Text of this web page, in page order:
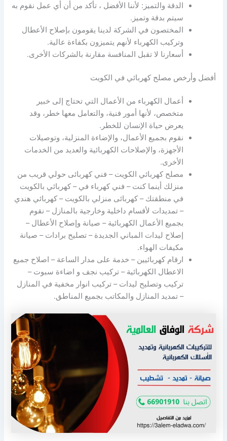
الدقة والتميز: لأننا الأفضل ، تأكد من أن أي عمل نقوم به
سيتم بدقة وتميز.
المختصون في الشركة لدينا يقومون بإصلاح الأعطال
وتركيب الكهرباء لأنهم يتميزون بكفاءة عالية.
أسعارنا لا تقبل المنافسة مقارنة بالشركات الأخرى.
أفضل وأرخص مصلح كهربائي في الكويت
أعمال الكهرباء من الأعمال التي تحتاج إلى خبير
متخصص، لأنها أمور فنية، والتعامل معها خطر، وقد
يعرض حياة الإنسان للخطر.
نقوم بجميع الأعمال، والإضاءة المنزلية، وتوصيلات
الأجهزة، والإصلاحات الكهربائية والعديد من الخدمات
الأخرى.
مصلح كهربائي الكويت – فني كهربائى حولي قريب من
منزلك أينما كنت – فني كهرباء في – كهربائي بالكويت
في منطقتك – كهربائى منزلي بالكويت – كهربائي هندي
– تمديدات لأقسام داخلية وخارجية بالمنازل – نقوم
بجميع الأعمال الكهربائية – صيانة وإصلاح الأعطال –
إصلاح ليدات المباني الجديدة – تصليح برادات – صيانة
مكيفات الهواء.
ارقام كهربائيين – خدمة على مدار الساعة – اصلاح جميع
الاعطال الكهربائية – تركيب نجف و اضاءة سبوت –
تركيب وتصليح ليدات – تركيب انوار مخفية في المنازل
– تمديد المنازل والمكاتب بجميع المناطق.